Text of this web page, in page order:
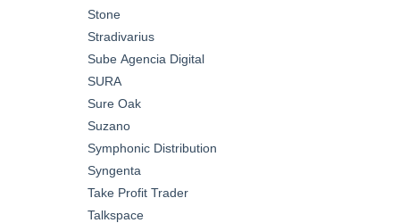
Stone
Stradivarius
Sube Agencia Digital
SURA
Sure Oak
Suzano
Symphonic Distribution
Syngenta
Take Profit Trader
Talkspace